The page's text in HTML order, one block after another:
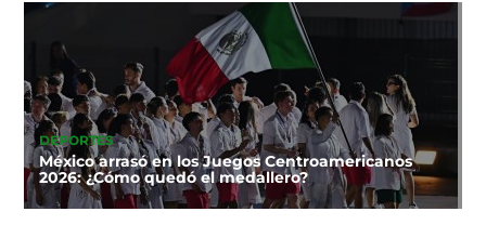
DEPORTES
México arrasó en los Juegos Centroamericanos
2026: ¿Cómo quedó el medallero?